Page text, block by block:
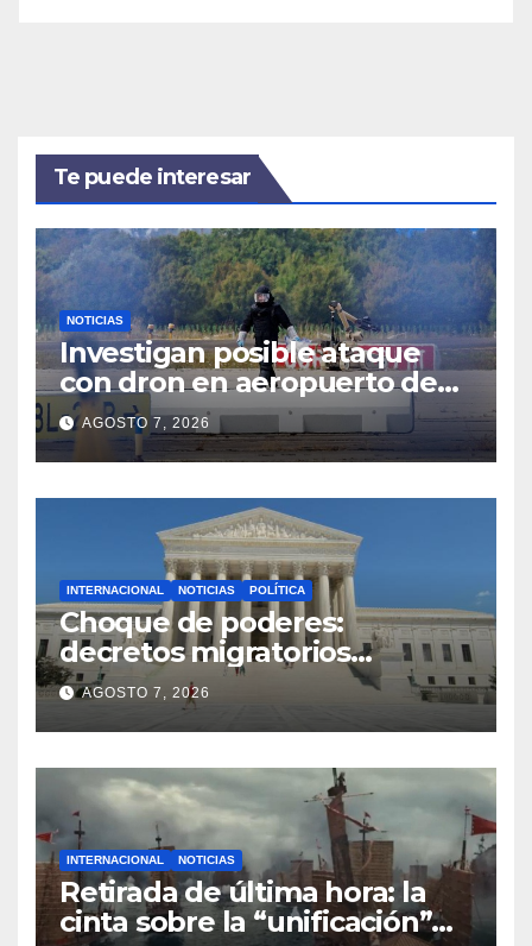
Te puede interesar
NOTICIAS
Investigan posible ataque
con dron en aeropuerto de
Leipzig: llevaba explosivos y
detonador
AGOSTO 7, 2026
INTERNACIONAL NOTICIAS POLÍTICA
Choque de poderes:
decretos migratorios
desafían fallo de la Corte
Suprema
AGOSTO 7, 2026
INTERNACIONAL NOTICIAS
Retirada de última hora: la
cinta sobre la “unificación”